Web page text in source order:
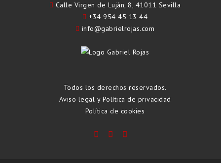
Calle Virgen de Luján, 8, 41011 Sevilla
+34 954 45 13 44
info@gabrielrojas.com
Todos los derechos reservados.
Aviso legal y Política de privacidad
Política de cookies